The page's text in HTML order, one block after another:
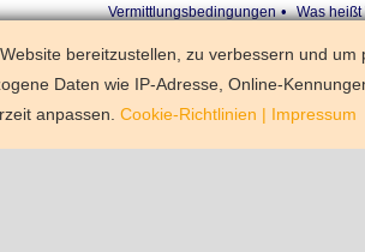
Vermittlungsbedingungen• Was heißt
bereitzustellen, zu verbessern und um
Daten wie IP-Adresse, Online-
anpassen. Cookie-Richtlinien | Impressum